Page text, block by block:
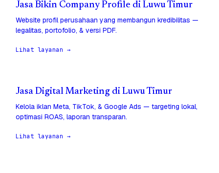
Jasa Bikin Company Profile di Luwu Timur
Website profil perusahaan yang membangun kredibilitas —
legalitas, portofolio, & versi PDF.
Lihat layanan →
Jasa Digital Marketing di Luwu Timur
Kelola iklan Meta, TikTok, & Google Ads — targeting lokal,
optimasi ROAS, laporan transparan.
Lihat layanan →